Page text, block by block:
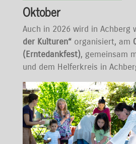
Oktober
Auch in 2026 wird in Achberg
der Kulturen“organisiert, am
(Erntedankfest), gemeinsam
und dem Helferkreis in